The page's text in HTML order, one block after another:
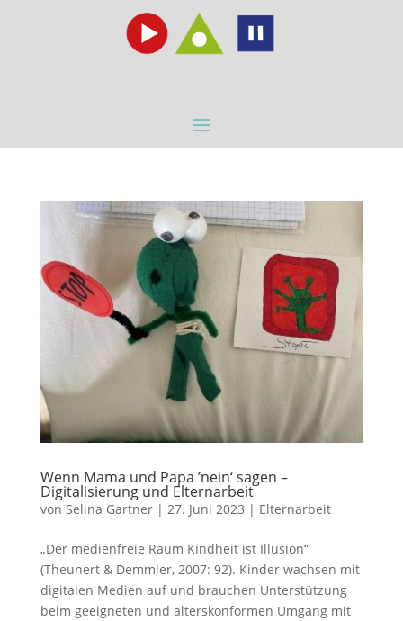
Wenn Mama und Papa ’nein‘ sagen –
Digitalisierung und Elternarbeit
von Selina Gartner| 27. Juni 2023 | Elternarbeit
„Der medienfreie Raum Kindheit ist Illusion“
(Theunert & Demmler, 2007: 92). Kinder wachsen mit
digitalen Medien auf und brauchen Unterstützung
beim geeigneten und alterskonformen Umgang mit